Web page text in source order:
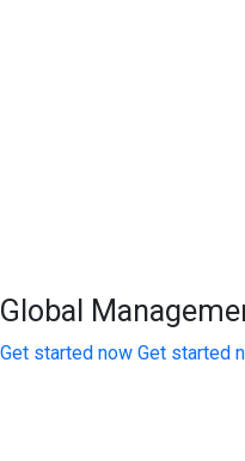
Global
Get started now Get started